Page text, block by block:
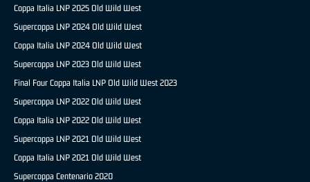
Coppa Italia LNP 2025 Old Wild West
Supercoppa LNP 2024 Old Wild West
Coppa Italia LNP 2024 Old Wild West
Supercoppa LNP 2023 Old Wild West
Final Four Coppa Italia LNP Old Wild West 2023
Supercoppa LNP 2022 Old Wild West
Coppa Italia LNP 2022 Old Wild West
Supercoppa LNP 2021 Old Wild West
Coppa Italia LNP 2021 Old Wild West
Supercoppa Centenario 2020